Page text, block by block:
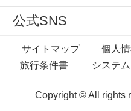
公式SNS
サイトマップ 個人
旅行条件書
システ
Copyright © All rights